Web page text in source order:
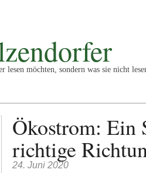
lesen möchten, sondern was sie nicht
Ökostrom: Ein
richtige
24. Juni 2020